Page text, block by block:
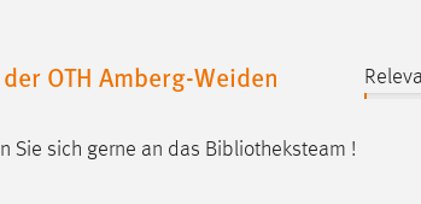
OTH Amberg-Weiden
Sie sich gerne an das Bibliotheksteam !